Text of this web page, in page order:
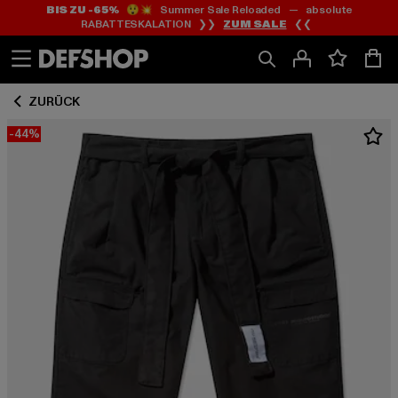
Zum
Inhalt
springen
Zum
Fußzeile
springen
BIS ZU -65%😲💥 Summer Sale Reloaded — absolute
RABATTESKALATION ❯❯ ZUM SALE ❮❮
ZURÜCK
-44%